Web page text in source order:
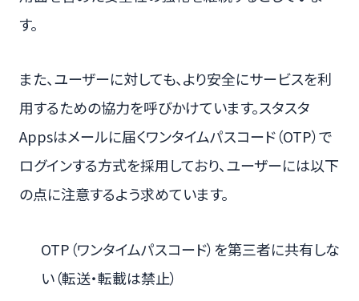
す。
また、ユーザーに対しても、より安全にサービスを利
用するための協力を呼びかけています。スタスタ
Appsはメールに届くワンタイムパスコード（OTP）で
ログインする方式を採用しており、ユーザーには以下
の点に注意するよう求めています。
OTP（ワンタイムパスコード）を第三者に共有しな
い（転送・転載は禁止）